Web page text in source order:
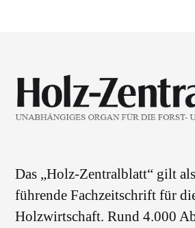
Das „Holz-Zentralblatt“ gilt
führende Fachzeitschrift für
Holzwirtschaft. Rund 4.000